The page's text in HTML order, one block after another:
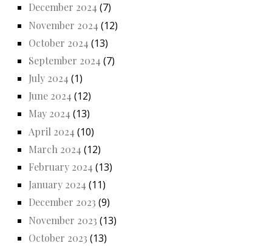
December 2024 (7)
November 2024 (12)
October 2024 (13)
September 2024 (7)
July 2024 (1)
June 2024 (12)
May 2024 (13)
April 2024 (10)
March 2024 (12)
February 2024 (13)
January 2024 (11)
December 2023 (9)
November 2023 (13)
October 2023 (13)